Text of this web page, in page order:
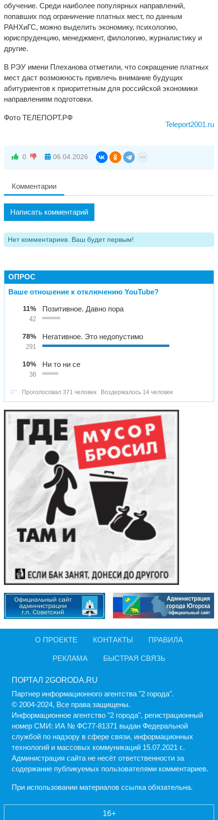
обучение. Среди наиболее популярных направлений,
попавших под ограничение платных мест, по данным
РАНХиГС, можно выделить экономику, психологию,
юриспруденцию, менеджмент, филологию, журналистику и
другие.
В РЭУ имени Плеханова отметили, что сокращение платных
мест даст возможность привлечь внимание будущих
абитуриентов к приоритетным для российской экономики
направлениям подготовки.
Фото ТЕЛЕПОРТ.РФ
Teleport2001.ru
0 06.04.2026
Комментарии
Написать комментарий
Нет комментариев. Ваш будет первым!
ОПРОС
Ваше отношение к отключению YouTube?
11%
42
Позитивное. Давно пора
78%
291
Негативное. Это недопустимо
10%
38
Ни то ни се
Проголосовал 371 человек Воздержалось 14 человек
О ПРОЕКТЕ КОНТАКТЫ ПРАВИЛА
РЕКЛАМА БЫСТРАЯ СВЯЗЬ
ПОРТАЛ 2GORODA.RU
Партнер информационного агентства "2 города".
© 2004-2024, Все права защищены.
Информационное агентство "2 города", регистрационный
номер СМИ: ИА № ФС77-81371 выдан Федеральной
службой по надзору в сфере связи, информационных
технологий и массовых коммуникаций 15.07.2021 г..
Администрация cайта не несёт ответственности за
содержание публикуемых пользователями комментариев.
При использовании материалов ссылка обязательна.
16+